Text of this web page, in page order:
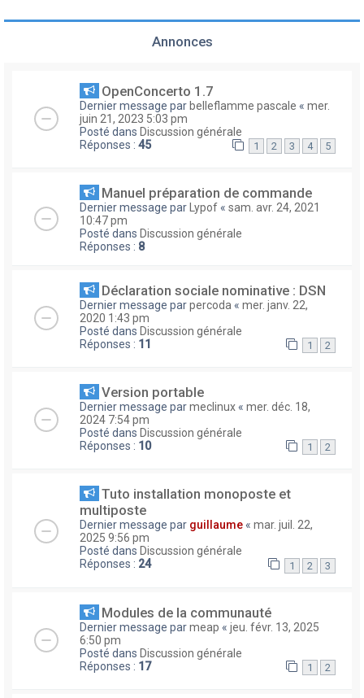
Annonces
OpenConcerto 1.7
Dernier message par belleflamme pascale « mer.
juin 21, 2023 5:03 pm
Posté dans Discussion générale
Réponses : 45 1 2 3 4 5
Manuel préparation de commande
Dernier message par Lypof « sam. avr. 24, 2021
10:47 pm
Posté dans Discussion générale
Réponses : 8
Déclaration sociale nominative : DSN
Dernier message parpercoda « mer. janv. 22,
2020 1:43 pm
Posté dans Discussion générale
Réponses : 11 1 2
Version portable
Dernier message parmeclinux « mer. déc. 18,
2024 7:54 pm
Posté dans Discussion générale
Réponses : 10 1 2
Tuto installation monoposte et
multiposte
Dernier message par guillaume « mar. juil. 22,
2025 9:56 pm
Posté dans Discussion générale
Réponses : 24 1 2 3
Modules de la communauté
Dernier message parmeap « jeu. févr. 13, 2025
6:50 pm
Posté dans Discussion générale
Réponses : 17 1 2